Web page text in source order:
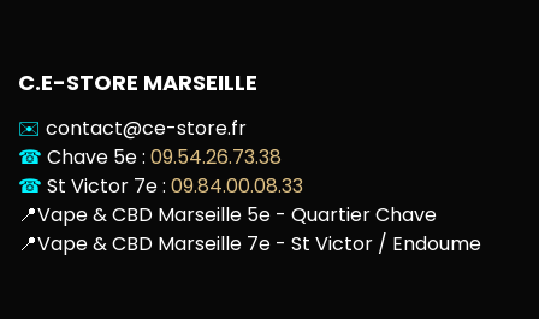
C.E-STORE MARSEILLE
✉️ contact@ce-store.fr
☎ Chave 5e : 09.54.26.73.38
☎ St Victor 7e : 09.84.00.08.33
📍Vape & CBD Marseille 5e - Quartier Chave
📍Vape & CBD Marseille 7e - St Victor / Endoume